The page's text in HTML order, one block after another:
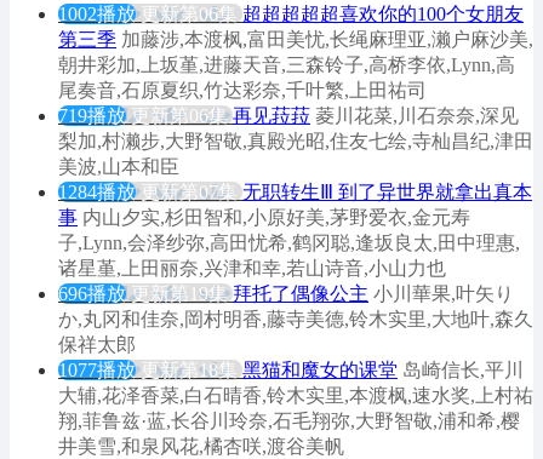
1002播放 更新第06集
超超超超超喜欢你的100个女朋友
第三季 加藤涉,本渡枫,富田美忧,长绳麻理亚,濑户麻沙美,
朝井彩加,上坂堇,进藤天音,三森铃子,高桥李依,Lynn,高
尾奏音,石原夏织,竹达彩奈,千叶繁,上田祐司
719播放 更新第06集 再见菈菈 菱川花菜,川石奈奈,深见
梨加,村濑步,大野智敬,真殿光昭,住友七绘,寺杣昌纪,津田
美波,山本和臣
1284播放 更新第07集 无职转生Ⅲ 到了异世界就拿出真本
事 内山夕实,杉田智和,小原好美,茅野爱衣,金元寿
子,Lynn,会泽纱弥,高田忧希,鹤冈聪,逢坂良太,田中理惠,
诸星堇,上田丽奈,兴津和幸,若山诗音,小山力也
696播放 更新第19集 拜托了偶像公主 小川華果,叶矢り
か,丸冈和佳奈,岡村明香,藤寺美德,铃木实里,大地叶,森久
保祥太郎
1077播放 更新第18集 黑猫和魔女的课堂 岛崎信长,平川
大辅,花泽香菜,白石晴香,铃木实里,本渡枫,速水奖,上村祐
翔,菲鲁兹·蓝,长谷川玲奈,石毛翔弥,大野智敬,浦和希,樱
井美雪,和泉风花,橘杏咲,渡谷美帆